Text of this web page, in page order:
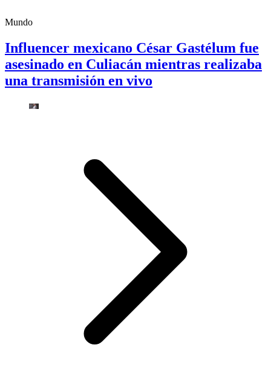
Mundo
Influencer mexicano César Gastélum fue
asesinado en Culiacán mientras realizaba
una transmisión en vivo